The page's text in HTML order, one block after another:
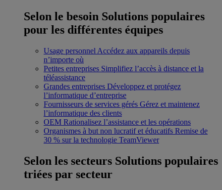
Selon le besoin Solutions populaires
pour les différentes équipes
Usage personnel Accédez aux appareils depuis
n’importe où
Petites entreprises Simplifiez l’accès à distance et la
téléassistance
Grandes entreprises Développez et protégez
l’informatique d’entreprise
Fournisseurs de services gérés Gérez et maintenez
l’informatique des clients
OEM Rationalisez l’assistance et les opérations
Organismes à but non lucratif et éducatifs Remise de
30 % sur la technologie TeamViewer
Selon les secteurs Solutions populaires
triées par secteur